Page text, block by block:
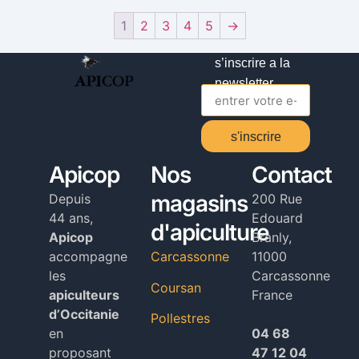
1 2 3 4 5 →
s’inscrire a la
newsletter
s'inscrire
Alternative:
Apicop
Depuis
44 ans,
Apicop
accompagne
les
apiculteurs
d’Occitanie
en
proposant
Nos
magasins
d'apiculture
Carcassonne
Coursan
Pollestres
Contact
200 Rue
Edouard
Branly,
11000
Carcassonne
France
04 68
47 12 04